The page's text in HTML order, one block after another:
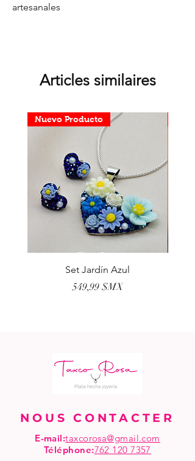
artesanales
Articles similaires
Nuevo Producto
Set Jardín Azul
Prix
549,99 $MX
NOUS CONTACTER
E-mail:taxcorosa@gmail.com
Téléphone:762 120 7357